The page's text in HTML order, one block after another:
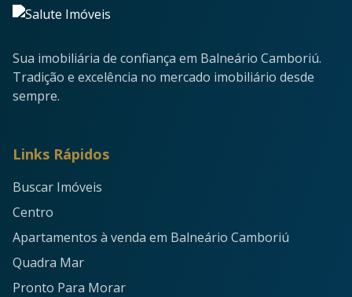
Sua imobiliária de confiança em Balneário Camboriú.
Tradição e excelência no mercado imobiliário desde
sempre.
Links Rápidos
Buscar Imóveis
Centro
Apartamentos à venda em Balneário Camboriú
Quadra Mar
Pronto Para Morar